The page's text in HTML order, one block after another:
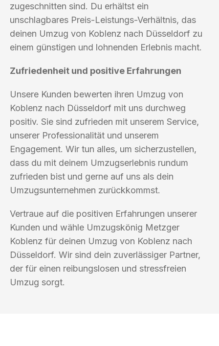
zugeschnitten sind. Du erhältst ein
unschlagbares Preis-Leistungs-Verhältnis, das
deinen Umzug von Koblenz nach Düsseldorf zu
einem günstigen und lohnenden Erlebnis macht.
Zufriedenheit und positive Erfahrungen
Unsere Kunden bewerten ihren Umzug von
Koblenz nach Düsseldorf mit uns durchweg
positiv. Sie sind zufrieden mit unserem Service,
unserer Professionalität und unserem
Engagement. Wir tun alles, um sicherzustellen,
dass du mit deinem Umzugserlebnis rundum
zufrieden bist und gerne auf uns als dein
Umzugsunternehmen zurückkommst.
Vertraue auf die positiven Erfahrungen unserer
Kunden und wähle Umzugskönig Metzger
Koblenz für deinen Umzug von Koblenz nach
Düsseldorf. Wir sind dein zuverlässiger Partner,
der für einen reibungslosen und stressfreien
Umzug sorgt.